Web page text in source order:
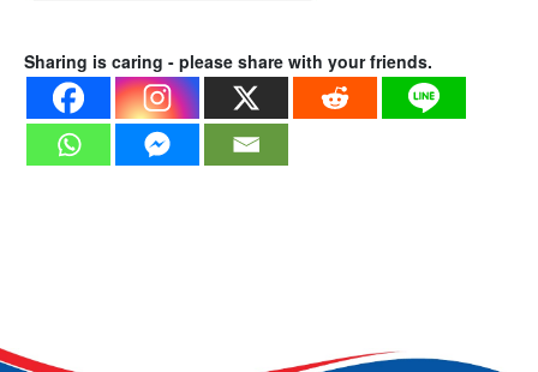
Sharing is caring - please share with your friends.